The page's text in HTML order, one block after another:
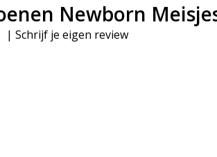
Newborn
| Schrijf je eigen review